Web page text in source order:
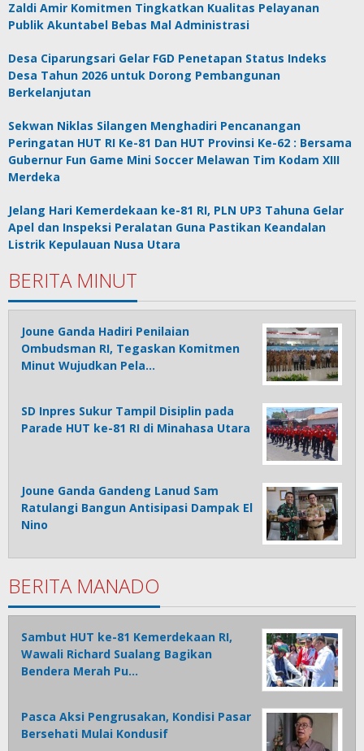
Zaldi Amir Komitmen Tingkatkan Kualitas Pelayanan
Publik Akuntabel Bebas Mal Administrasi
Desa Ciparungsari Gelar FGD Penetapan Status Indeks
Desa Tahun 2026 untuk Dorong Pembangunan
Berkelanjutan
Sekwan Niklas Silangen Menghadiri Pencanangan
Peringatan HUT RI Ke-81 Dan HUT Provinsi Ke-62 : Bersama
Gubernur Fun Game Mini Soccer Melawan Tim Kodam XIII
Merdeka
Jelang Hari Kemerdekaan ke-81 RI, PLN UP3 Tahuna Gelar
Apel dan Inspeksi Peralatan Guna Pastikan Keandalan
Listrik Kepulauan Nusa Utara
BERITA MINUT
Joune Ganda Hadiri Penilaian
Ombudsman RI, Tegaskan Komitmen
Minut Wujudkan Pela…
SD Inpres Sukur Tampil Disiplin pada
Parade HUT ke-81 RI di Minahasa Utara
Joune Ganda Gandeng Lanud Sam
Ratulangi Bangun Antisipasi Dampak El
Nino
BERITA MANADO
Sambut HUT ke-81 Kemerdekaan RI,
Wawali Richard Sualang Bagikan
Bendera Merah Pu…
Pasca Aksi Pengrusakan, Kondisi Pasar
Bersehati Mulai Kondusif